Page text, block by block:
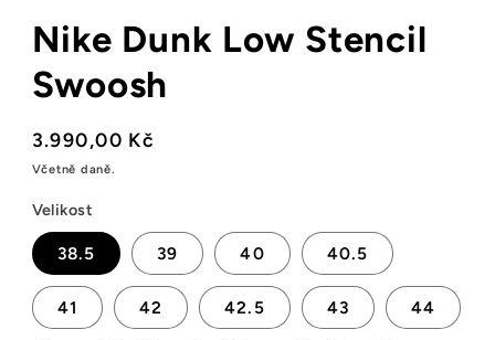
okně
Nike Dunk Low Stencil
Swoosh
Běžná
cena
3.990,00 Kč
Včetně daně.
Velikost
38.5 39 40 40.5
41 42 42.5 43 44